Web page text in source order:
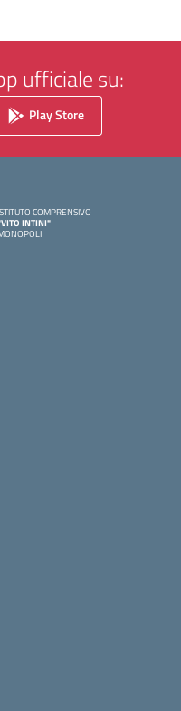
ufficiale su:
Play Store
COMPRENSIVO
INTINI"